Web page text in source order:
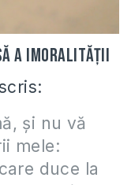
a imoralităţii
şi nu vă
mele:
duce la